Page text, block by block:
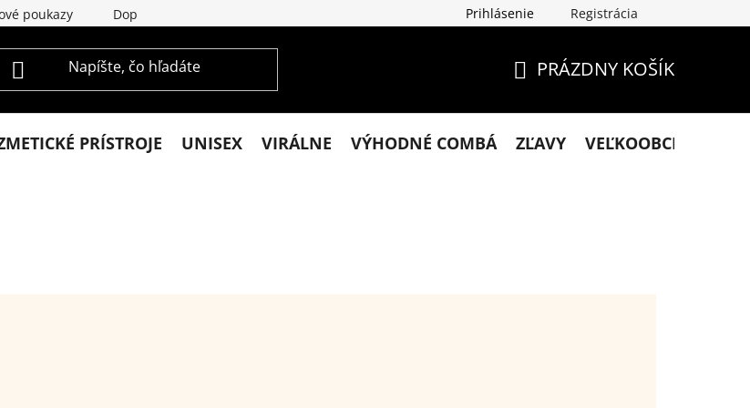
poukazy Doprava a platba Podmienky ochrany osobných údajov
Prihlásenie Registrácia
KOŠÍK
PRÁZDNY KOŠÍK
PRÍSTROJE UNISEX VIRÁLNE VÝHODNÉ COMBÁ ZĽAVY VEĽKOOBCHOD